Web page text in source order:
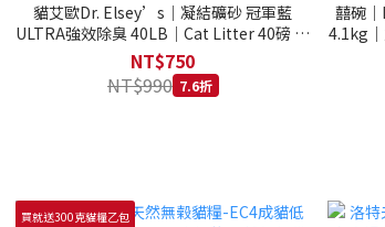
貓艾歐Dr. Elsey’s｜凝結礦砂 冠軍藍
ULTRA強效除臭 40LB｜Cat Litter 40磅 貓
砂 凝結礦砂 美國 艾爾博士
NT$750
NT$990 7.6折
囍碗
4.1kg
買就送300克貓糧乙包